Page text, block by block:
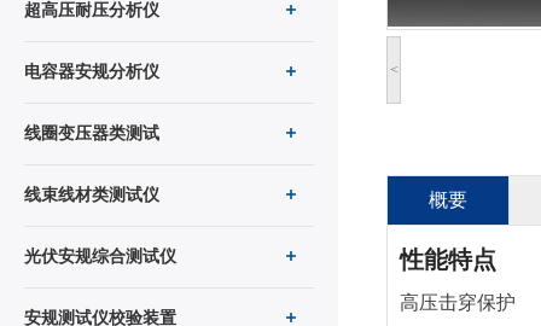
超高压耐压分析仪
电容器安规分析仪
线圈变压器类测试
线束线材类测试仪
光伏安规综合测试仪
安规测试仪校验装置
<
概要
性能特点
高压击穿保护